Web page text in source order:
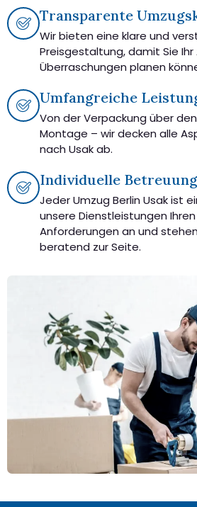
Transparente
Wir bieten eine klare und
Preisgestaltung, damit Sie Ihr
Überraschungen planen
Umfangreiche
Von der Verpackung über
Montage – wir decken alle
nach Usak ab.
Individuelle Betreuung
Jeder Umzug Berlin Usak ist
unsere Dienstleistungen
Anforderungen an und
beratend zur Seite.